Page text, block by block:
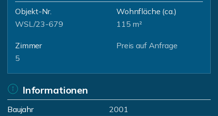
Objekt-Nr.
WSL/23-679
Wohnfläche (ca.)
115 m²
Zimmer
5
Preis auf Anfrage
Informationen
Baujahr
2001